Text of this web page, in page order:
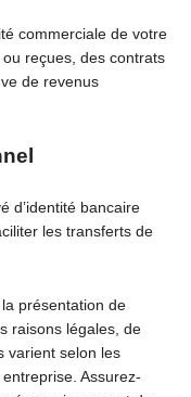
commerciale de votre
reçues, des contrats
de revenus
d’identité bancaire
les transferts de
présentation de
raisons légales, de
varient selon les
Assurez-